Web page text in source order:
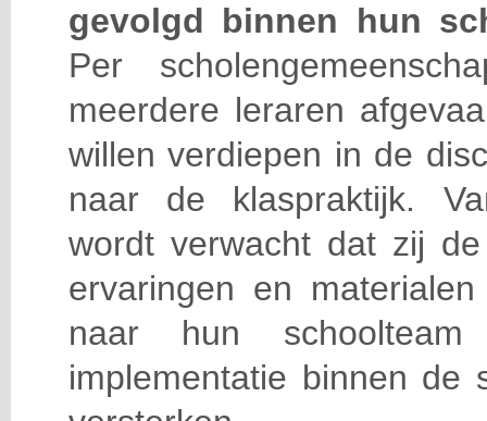
gevolgd binnen hun
Per
meerdere leraren
willen verdiepen in de
naar de klaspraktijk.
wordt verwacht dat zij
ervaringen en
naar hun
implementatie binnen de